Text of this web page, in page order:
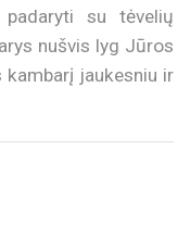
su tėvelių
nušvis lyg Jūros
kambarį jaukesniu ir